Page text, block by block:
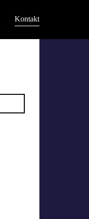
Kontakt